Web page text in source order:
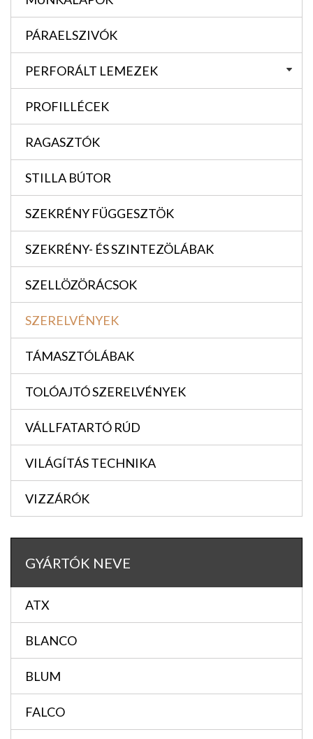
PÁRAELSZIVÓK
PERFORÁLT LEMEZEK
PROFILLÉCEK
RAGASZTÓK
STILLA BÚTOR
SZEKRÉNY FÜGGESZTÖK
SZEKRÉNY- ÉS SZINTEZÖLÁBAK
SZELLÖZÖRÁCSOK
SZERELVÉNYEK
TÁMASZTÓLÁBAK
TOLÓAJTÓ SZERELVÉNYEK
VÁLLFATARTÓ RÚD
VILÁGÍTÁS TECHNIKA
VIZZÁRÓK
GYÁRTÓK NEVE
ATX
BLANCO
BLUM
FALCO